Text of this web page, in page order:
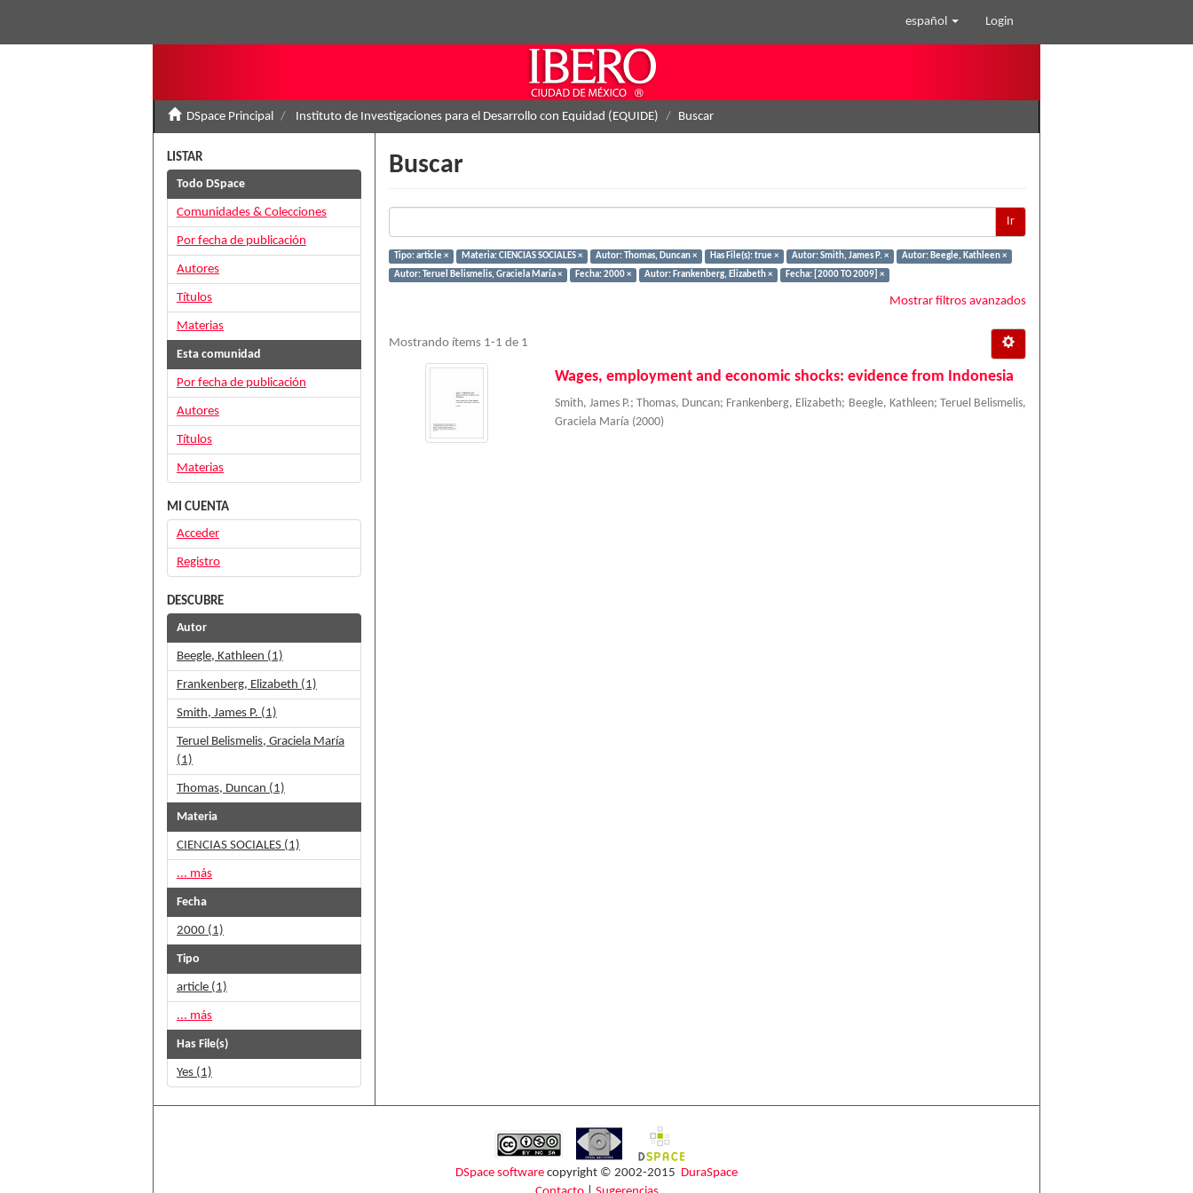
español Login
DSpace Principal Instituto de Investigaciones para el Desarrollo con Equidad (EQUIDE) Buscar
Buscar
Ir
Tipo: article × Materia: CIENCIAS SOCIALES × Autor: Thomas, Duncan × Has File(s): true × Autor: Smith, James P. ×
Autor: Beegle, Kathleen ×
Autor: Teruel Belismelis, Graciela María ×
Fecha: 2000 × Autor: Frankenberg, Elizabeth × Fecha: [2000 TO 2009] ×
Mostrar filtros avanzados
Mostrando ítems 1-1 de 1
Wages, employment and economic shocks: evidence from Indonesia
Smith, James P.;Thomas, Duncan; Frankenberg, Elizabeth; Beegle, Kathleen; Teruel Belismelis,
Graciela María (2000)
LISTAR
Todo DSpace
Comunidades & Colecciones
Por fecha de publicación
Autores
Títulos
Materias
Esta comunidad
Por fecha de publicación
Autores
Títulos
Materias
MI CUENTA
Acceder
Registro
DESCUBRE
Autor
Beegle, Kathleen (1)
Frankenberg, Elizabeth (1)
Smith, James P. (1)
Teruel Belismelis, Graciela María
(1)
Thomas, Duncan (1)
Materia
CIENCIAS SOCIALES (1)
... más
Fecha
2000 (1)
Tipo
article (1)
... más
Has File(s)
Yes (1)
DSpace software copyright © 2002-2015 DuraSpace